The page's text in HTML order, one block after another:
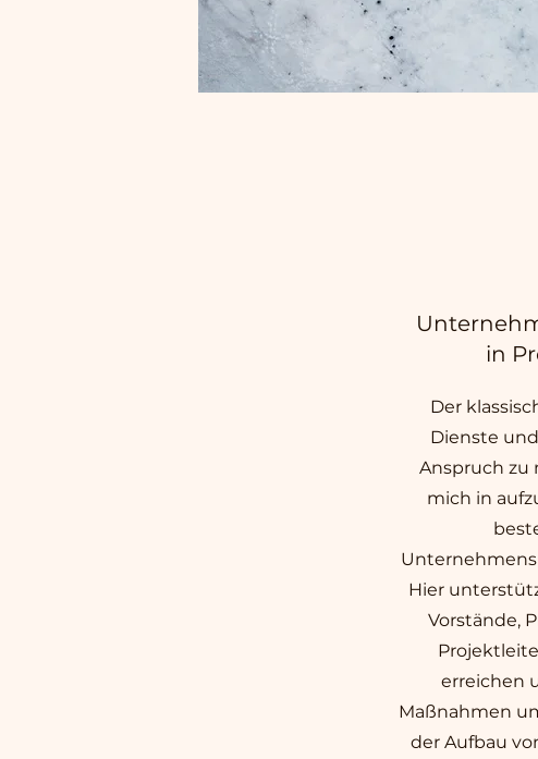
in
Der
Dienste
Anspruch zu
mich in
Hier
Vorstände,
erreichen
Maßnahmen
der Aufbau